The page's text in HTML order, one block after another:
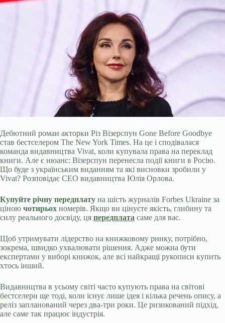
Дебютний роман акторки Різ Візерспун Gone Before Goodbye
став бестселером The New York Times. На це і сподівалася
команда видавництва Vivat, коли купувала права на переклад
книги. Але є нюанс: Візерспун перенесла події книги в Росію.
Що буде з українським виданням та які висновки зробили у
Vivat? Розповідає СЕО видавництва Юлія Орлова.
Купуйте річну передплату на шість журналів Forbes Ukraine за
ціною чотирьох номерів. Якщо ви цінуєте якість, глибину та
силу реального досвіду, ця передплата саме для вас.
Щоб утримувати лідерство на книжковому ринку, потрібно,
зокрема, швидко ухвалювати рішення. Адже можна бути
експертами у виборі книжок, але всі найкращі рукописи купить
хтось інший.
Видавництва в усьому світі часто купують права на світові
бестселери ще тоді, коли існує лише ідея і кілька речень опису, а
реліз запланований через два-три роки. Це ризикований підхід,
але саме так працює індустрія.